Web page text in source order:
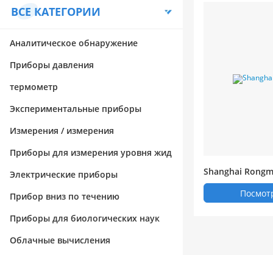
ВСЕ КАТЕГОРИИ
Аналитическое обнаружение
Приборы давления
термометр
Экспериментальные приборы
Измерения / измерения
Приборы для измерения уровня жид
кости / вещества
Электрические приборы
Прибор вниз по течению
Приборы для биологических наук
Облачные вычисления
Shanghai